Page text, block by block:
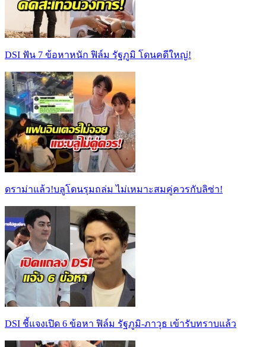
DSI ฟัน 7 ข้อหาหนัก ฟิล์ม รัฐภูมิ โดนคดีใหญ่!
ดราม่าแล้ว!บลูโดนรุมถล่ม ไม่เหมาะสมคู่ควรกับลิซ่า!
DSI ชี้แจงเปิด 6 ข้อหา ฟิล์ม รัฐภูมิ-ภาวุธ เข้ารับทราบแล้ว